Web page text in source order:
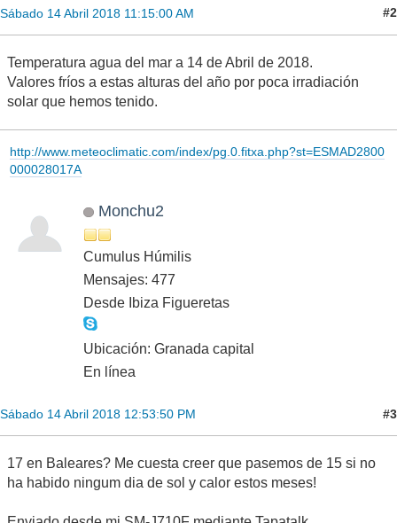
Sábado 14 Abril 2018 11:15:00 AM #2
Temperatura agua del mar a 14 de Abril de 2018.
Valores fríos a estas alturas del año por poca irradiación
solar que hemos tenido.
http://www.meteoclimatic.com/index/pg.0.fitxa.php?st=ESMAD2800
000028017A
Monchu2
Cumulus Húmilis
Mensajes: 477
Desde Ibiza Figueretas
Ubicación: Granada capital
En línea
Sábado 14 Abril 2018 12:53:50 PM #3
17 en Baleares? Me cuesta creer que pasemos de 15 si no
ha habido ningum dia de sol y calor estos meses!